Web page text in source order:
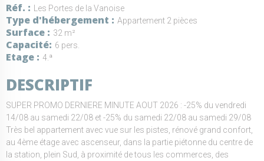
Réf. Les Portes de la Vanoise
Type d'hébergement Appartement 2 pièces
Surface 32 m²
Capacité 6 pers.
Etage 4.ª
DESCRIPTIF
SUPER PROMO DERNIERE MINUTE AOUT 2026 : -25% du vendredi
14/08 au samedi 22/08 et -25% du samedi 22/08 au samedi 29/08
Très bel appartement avec vue sur les pistes, rénové grand confort,
au 4ème étage avec ascenseur, dans la partie piétonne du centre de
la station, plein Sud, à proximité de tous les commerces, des